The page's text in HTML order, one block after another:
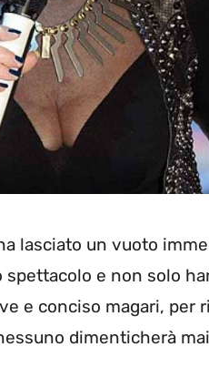
lasciato un vuoto
e non solo
e conciso magari, per
dimenticherà